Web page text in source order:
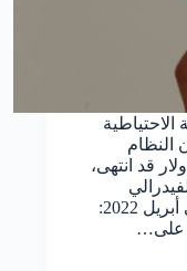
الاحتياطية
النظام
قد انتهى،
الأمريكي (الاحتياطي الفيدرالي)، في أبريل 2022:
على…